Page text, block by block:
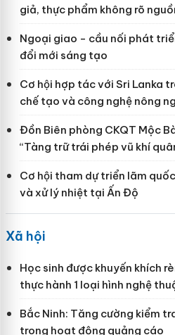
giả, thực phẩm không rõ
Ngoại giao - cầu nối phát
đổi mới sáng tạo
Cơ hội hợp tác với Sri Lanka
chế tạo và công nghệ nông
Đồn Biên phòng CKQT Mộc
“Tàng trữ trái phép vũ khí
Cơ hội tham dự triển lãm
và xử lý nhiệt tại Ấn Độ
Xã hội
Học sinh được khuyến khích
thực hành 1 loại hình nghệ
Bắc Ninh: Tăng cường kiểm
trong hoạt động quảng cáo